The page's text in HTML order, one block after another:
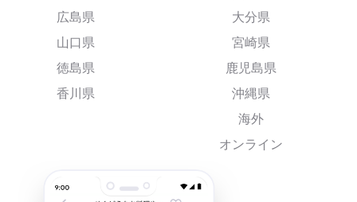
広島県
山口県
徳島県
香川県
大分県
宮崎県
鹿児島県
沖縄県
海外
オンライン